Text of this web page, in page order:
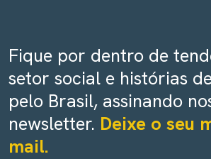
Fique por dentro de
setor social e histórias
pelo Brasil, assinando
newsletter. Deixe o seu
mail.